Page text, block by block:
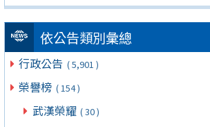
依公告類別彙總
行政公告 ( 5,901 )
榮譽榜 ( 154 )
武漢榮耀 ( 30 )